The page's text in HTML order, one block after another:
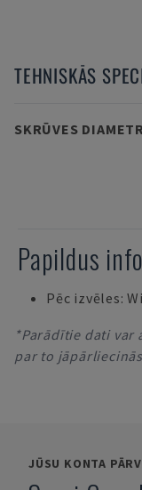
TEHNISKĀS
SKRŪVES
Papildus
Pēc izvēles:
*Parādītie dati var
par to
JŪSU KONTA